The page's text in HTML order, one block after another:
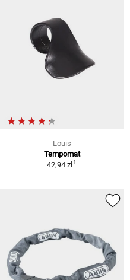
Louis
Tempomat
42,94 zł1